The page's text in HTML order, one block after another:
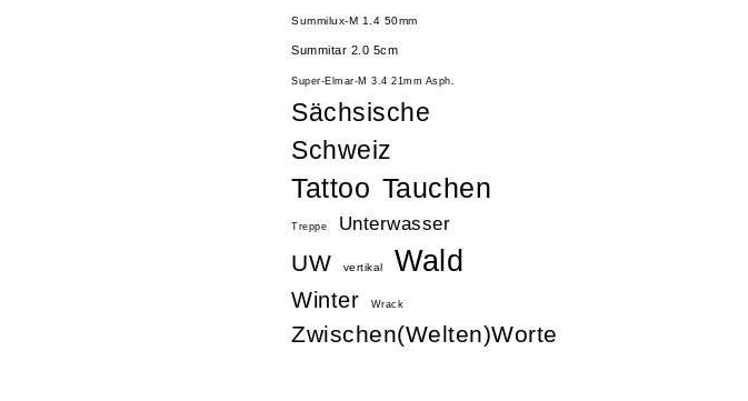
Summilux-M 1.4 50mm
Summitar 2.0 5cm
Super-Elmar-M 3.4 21mm Asph.
Sächsische
Schweiz
Tattoo Tauchen
Treppe Unterwasser
UW vertikal Wald
Winter Wrack
Zwischen(Welten)Worte